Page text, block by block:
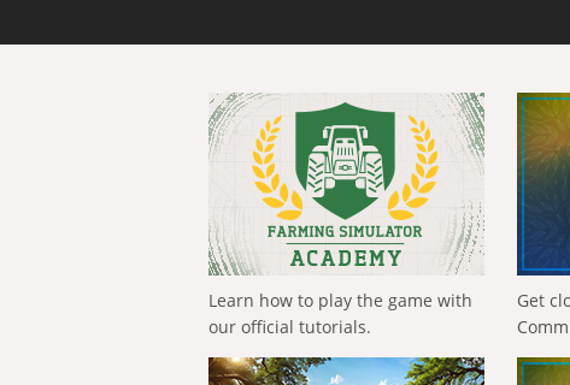
Learn how to play the game with
our official tutorials.
Get